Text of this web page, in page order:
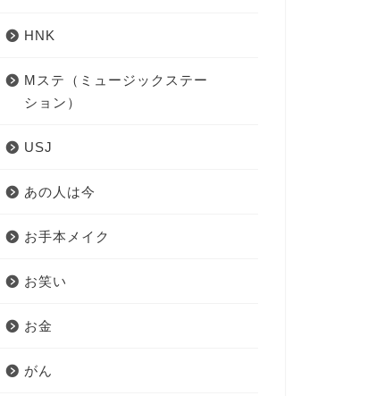
HNK
Mステ（ミュージックステー
ション）
USJ
あの人は今
お手本メイク
お笑い
お金
がん